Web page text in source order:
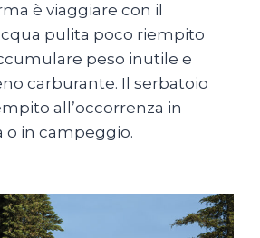
è viaggiare con il
pulita poco riempito
peso inutile e
carburante. Il serbatoio
all’occorrenza in
o in campeggio.